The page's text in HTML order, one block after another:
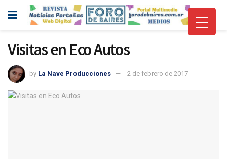
Visitas en Eco Autos
by La Nave Producciones 2 de febrero de 2017